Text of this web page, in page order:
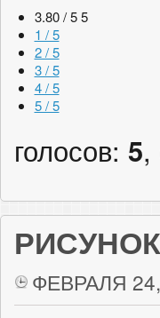
3.80 / 5 5
1 / 5
2 / 5
3 / 5
4 / 5
5 / 5
голосов: 5,
ФЕВРАЛЯ